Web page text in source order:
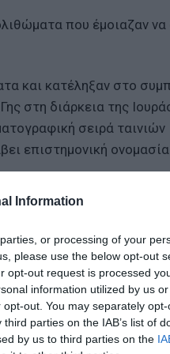
Information
or processing of your
please use the below opt-out
opt-out request is processed
information utilized by us
out. You may separately
parties on the IAB’s list of
by us to third parties on the
που έμοιαζαν να
και κατέληξαν στο
στη διάρκεια της
σειρά ταινιών
επιστημονική ονομασία
και ήταν με βάση τα
πτερόσαυροι
τους δεν
της εποχής